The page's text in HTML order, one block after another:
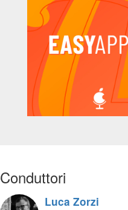
Conduttori
Luca Zorzi